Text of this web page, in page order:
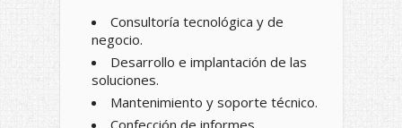
Consultoría tecnológica y de
negocio.
Desarrollo e implantación de las
soluciones.
Mantenimiento y soporte técnico.
Confección de informes